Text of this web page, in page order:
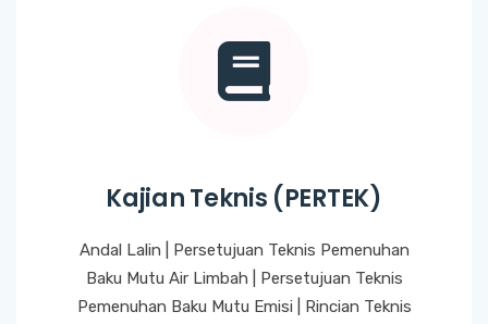
Kajian Teknis (PERTEK)
Andal Lalin | Persetujuan Teknis Pemenuhan
Baku Mutu Air Limbah | Persetujuan Teknis
Pemenuhan Baku Mutu Emisi | Rincian Teknis